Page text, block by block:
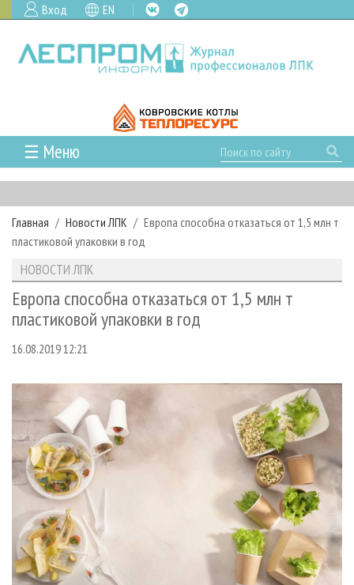
Вход EN
☰ Меню
ГЛАВНАЯ
РУБРИКИ И ТЕМЫ
РУБРИКИ ЖУРНАЛА
ЛЕСОЗАГОТОВКА
ЛЕСОПИЛЕНИЕ
ПРОИЗВОДСТВО ДРЕВЕСНЫХ ПЛИТ
ДЕРЕВЯННОЕ ДОМОСТРОЕНИЕ
ПРОИЗВОДСТВО МЕБЕЛИ
БИОЭНЕРГЕТИКА
ЦБП
ИНСТРУМЕНТ И МАТЕРИАЛЫ
НОВОСТИ
НОВОСТИ ЛПК
НОВОСТИ ЖУРНАЛА
ПРОЕКТЫ ЛПИ
АНАЛИТИКА
ПРЕДПРИЯТИЯ ЛПК
МОБИЛЬНЫЕ ВЫСТАВКИ
ОФИЦИАЛЬНЫЕ ДЕЛЕГАЦИИ
ПРИОРИТЕТНЫЕ ИНВЕСТПРОЕКТЫ
RUSSIAN FORESTRY REVIEW
ГАЗЕТА ЛЕСПРОМФОРУМ
БИБЛИОТЕКА СПЕЦИАЛИСТА
АРХИВ ЖУРНАЛОВ
О ЖУРНАЛЕ
ПОДПИСКА
РЕКЛАМОДАТЕЛЯМ
РЕКЛАМА НА САЙТЕ
Главная Новости ЛПК
Европа способна отказаться от 1,5 млн т
пластиковой упаковки в год
НОВОСТИ ЛПК
Европа способна отказаться от 1,5 млн т
пластиковой упаковки в год
16.08.2019 12:21